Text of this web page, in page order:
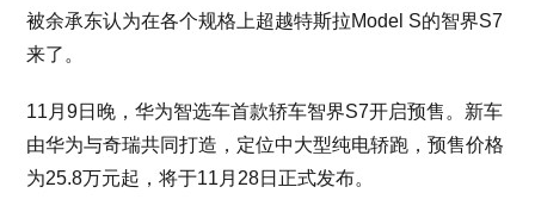
被余承东认为在各个规格上超越特斯拉Model S的智界S7
来了。
11月9日晚，华为智选车首款轿车智界S7开启预售。新车
由华为与奇瑞共同打造，定位中大型纯电轿跑，预售价格
为25.8万元起，将于11月28日正式发布。